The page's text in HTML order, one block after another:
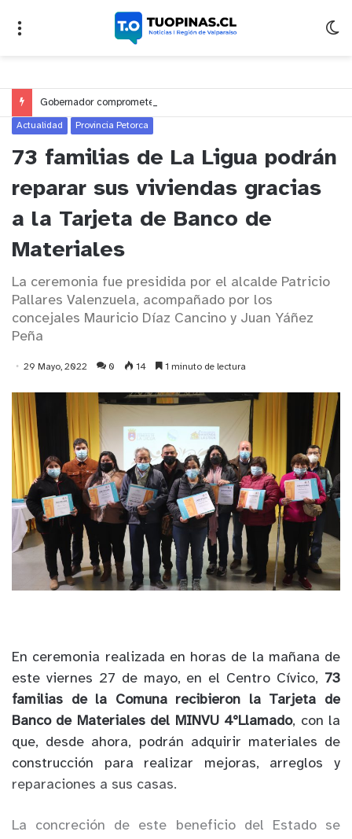
Actualidad Provincia Petorca
73 familias de La Ligua podrán
reparar sus viviendas gracias
a la Tarjeta de Banco de
Materiales
La ceremonia fue presidida por el alcalde Patricio
Pallares Valenzuela, acompañado por los
concejales Mauricio Díaz Cancino y Juan Yáñez
Peña
29 Mayo, 2022 0 14 1 minuto de lectura
En ceremonia realizada en horas de la mañana de
este viernes 27 de mayo, en el Centro Cívico, 73
familias de la Comuna recibieron la Tarjeta de
Banco de Materiales del MINVU 4°Llamado, con la
que, desde ahora, podrán adquirir materiales de
construcción para realizar mejoras, arreglos y
reparaciones a sus casas.
La concreción de este beneficio del Estado se